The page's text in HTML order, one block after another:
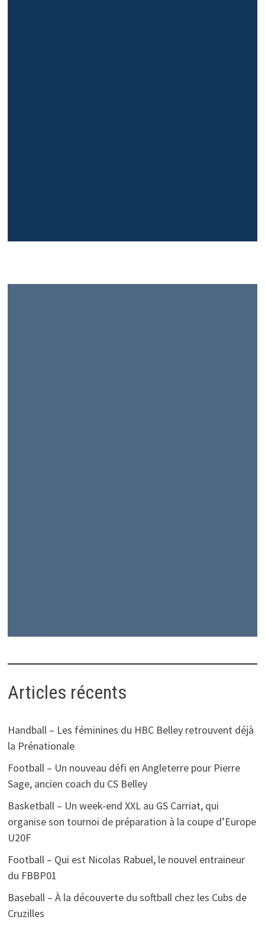
Articles récents
Handball – Les féminines du HBC Belley retrouvent déjà
la Prénationale
Football – Un nouveau défi en Angleterre pour Pierre
Sage, ancien coach du CS Belley
Basketball – Un week-end XXL au GS Carriat, qui
organise son tournoi de préparation à la coupe d’Europe
U20F
Football – Qui est Nicolas Rabuel, le nouvel entraineur
du FBBP01
Baseball – À la découverte du softball chez les Cubs de
Cruzilles